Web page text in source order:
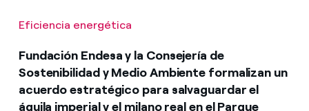
Eficiencia energética
Fundación Endesa y la Consejería de
Sostenibilidad y Medio Ambiente formalizan un
acuerdo estratégico para salvaguardar el
águila imperial y el milano real en el Parque